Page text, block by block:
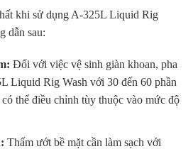
khi sử dụng A-325L Liquid Rig
dẫn sau:
Đối với việc vệ sinh giàn khoan, pha
Liquid Rig Wash với 30 đến 60 phần
thể điều chỉnh tùy thuộc vào mức độ
Thấm ướt bề mặt cần làm sạch với